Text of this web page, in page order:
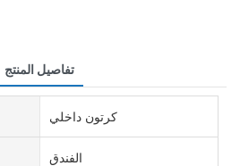
تفاصيل المنتج
كرتون داخلي
الفندق